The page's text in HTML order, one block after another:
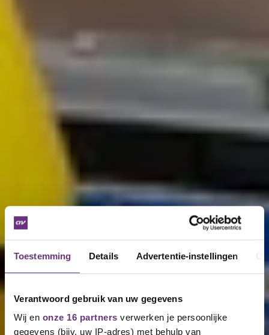
Toestemming Details Advertentie-instellingen
Verantwoord gebruik van uw gegevens
Wij en onze 16 partners verwerken je persoonlijke
gegevens (bijv. uw IP-adres) met behulp van